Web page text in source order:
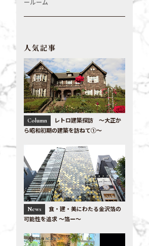
人気記事
Column
レトロ建築探訪 〜大正か
ら昭和初期の建築を訪ねて①〜
News
食・建・美にわたる金沢箔の
可能性を追求 〜箔ー〜